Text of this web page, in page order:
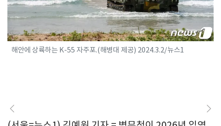
해안에 상륙하는 K-55 자주포.(해병대 제공) 2024.3.2/뉴스1